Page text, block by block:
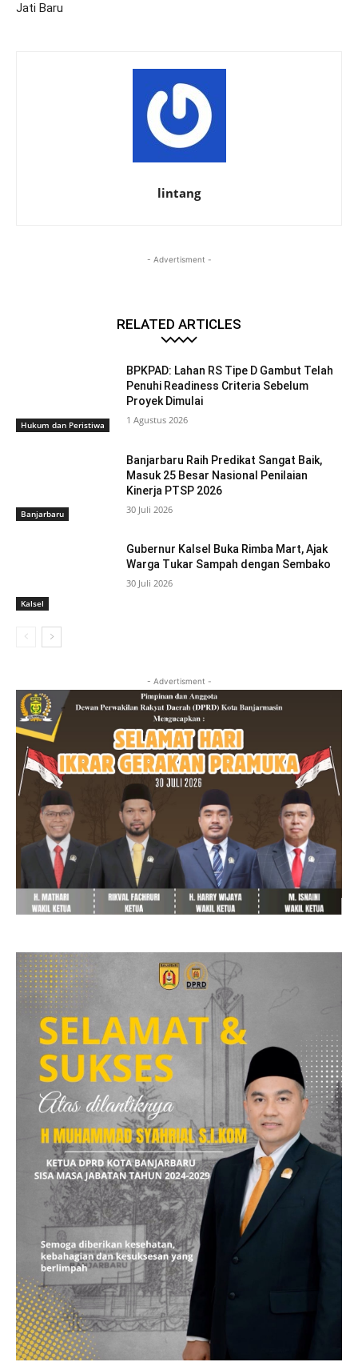
Jati Baru
lintang
- Advertisment -
RELATED ARTICLES
Hukum dan Peristiwa
BPKPAD: Lahan RS Tipe D Gambut Telah
Penuhi Readiness Criteria Sebelum
Proyek Dimulai
1 Agustus 2026
Banjarbaru
Banjarbaru Raih Predikat Sangat Baik,
Masuk 25 Besar Nasional Penilaian
Kinerja PTSP 2026
30 Juli 2026
Kalsel
Gubernur Kalsel Buka Rimba Mart, Ajak
Warga Tukar Sampah dengan Sembako
30 Juli 2026
- Advertisment -